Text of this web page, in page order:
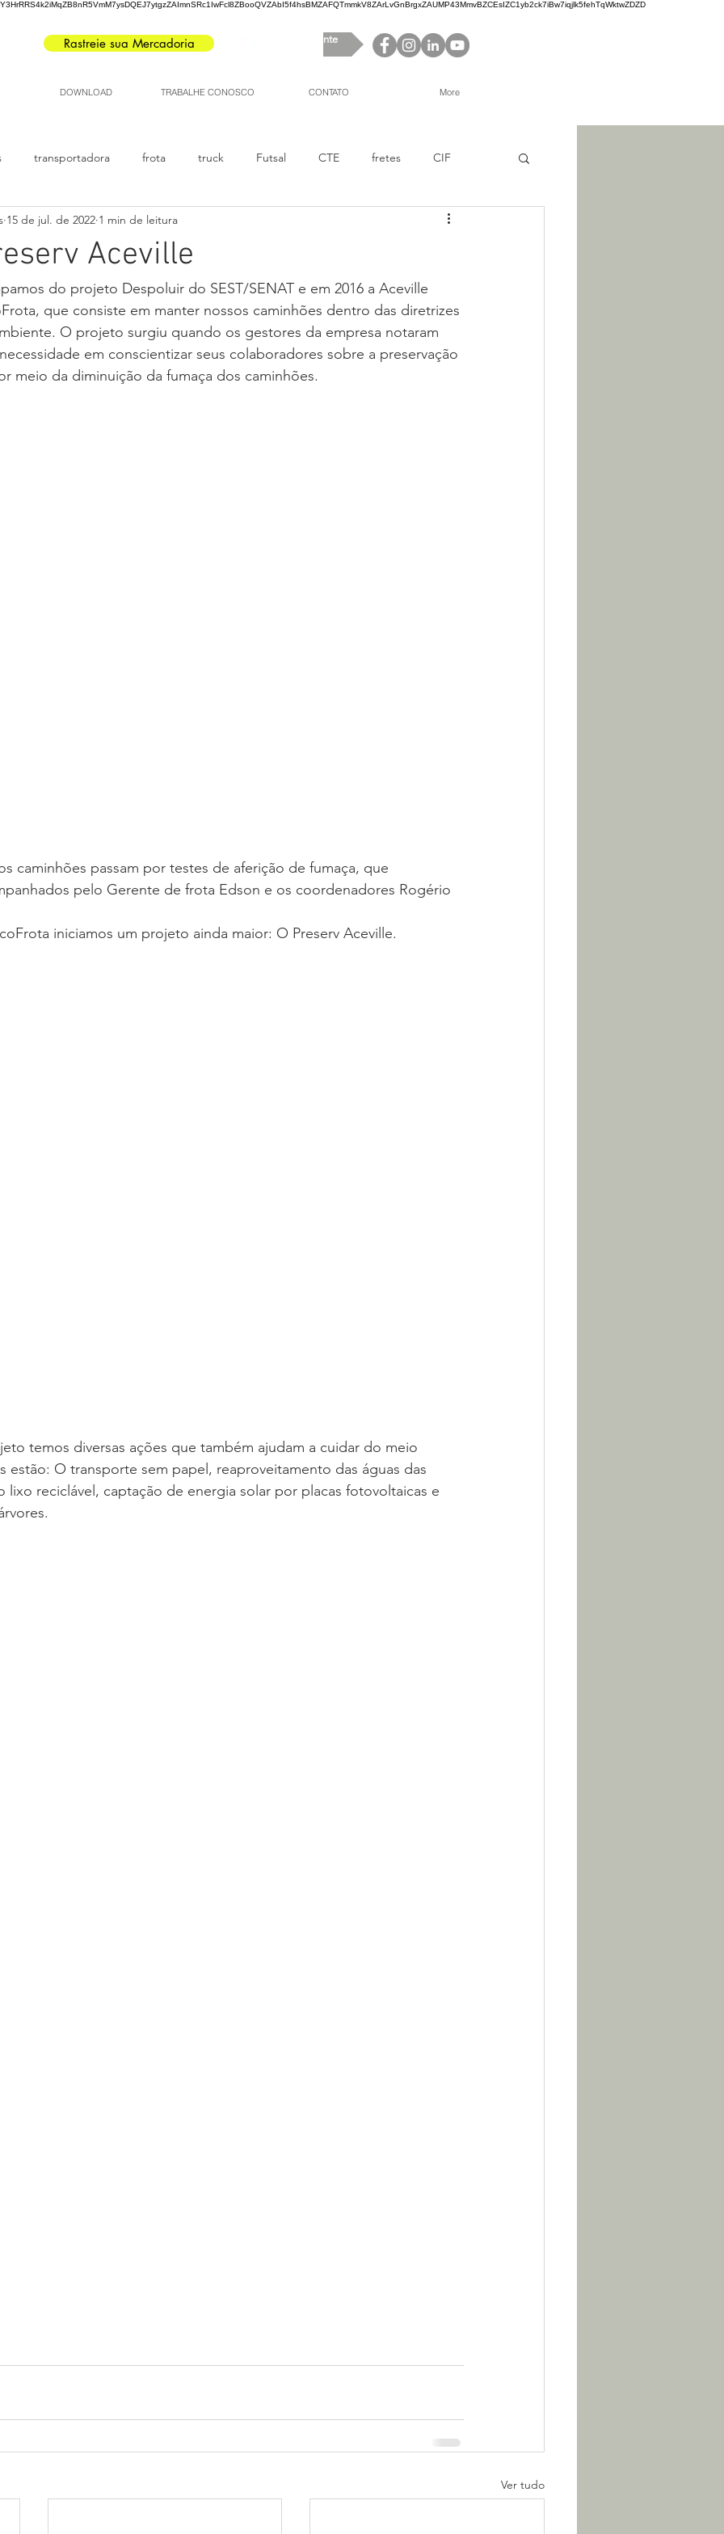
Rastreie sua Mercadoria Portal do Cliente
DOWNLOAD TRABALHE CONOSCO CONTATO More
transportadora frota truck Futsal CTE fretes CIF
fechada caminhões carreta
Aceville
15 de jul. de 2022 1 min de leitura
que consiste em manter nossos caminhões dentro das diretrizes
O projeto surgiu quando os gestores da empresa notaram
em conscientizar seus colaboradores sobre a preservação
meio da diminuição da fumaça dos caminhões.
pelo Gerente de frota Edson e os coordenadores Rogério
iniciamos um projeto ainda maior: O Preserv Aceville.
estão: O transporte sem papel, reaproveitamento das águas das
lixo reciclável, captação de energia solar por placas fotovoltaicas e
Ver tudo